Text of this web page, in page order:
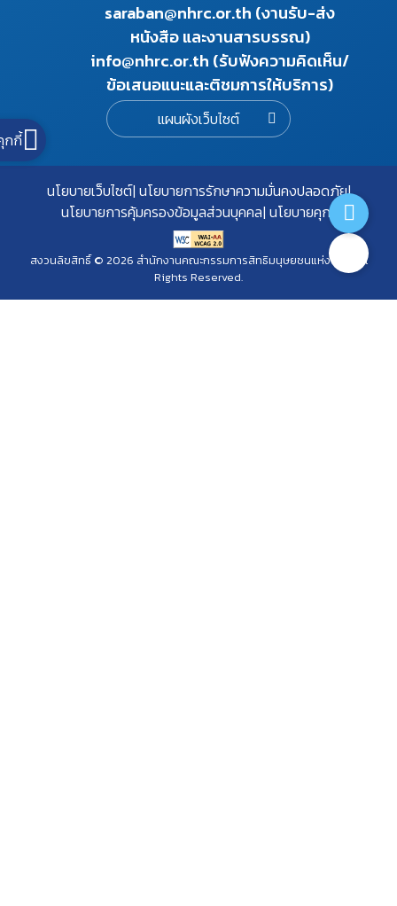
saraban@nhrc.or.th (งานรับ-ส่ง
หนังสือ และงานสารบรรณ)
info@nhrc.or.th (รับฟังความคิดเห็น/
ข้อเสนอแนะและติชมการให้บริการ)
แผนผังเว็บไซต์
นโยบายเว็บไซต์ นโยบายการรักษาความมั่นคงปลอดภัย
นโยบายการคุ้มครองข้อมูลส่วนบุคคล นโยบายคุกกี้
สงวนลิขสิทธิ์ © 2026 สำนักงานคณะกรรมการสิทธิมนุษยชนแห่งชาติ. All
Rights Reserved.
กกี้